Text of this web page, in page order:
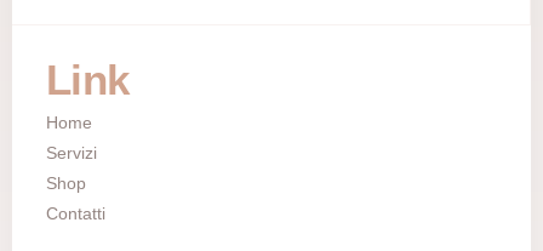
Link
Home
Servizi
Shop
Contatti